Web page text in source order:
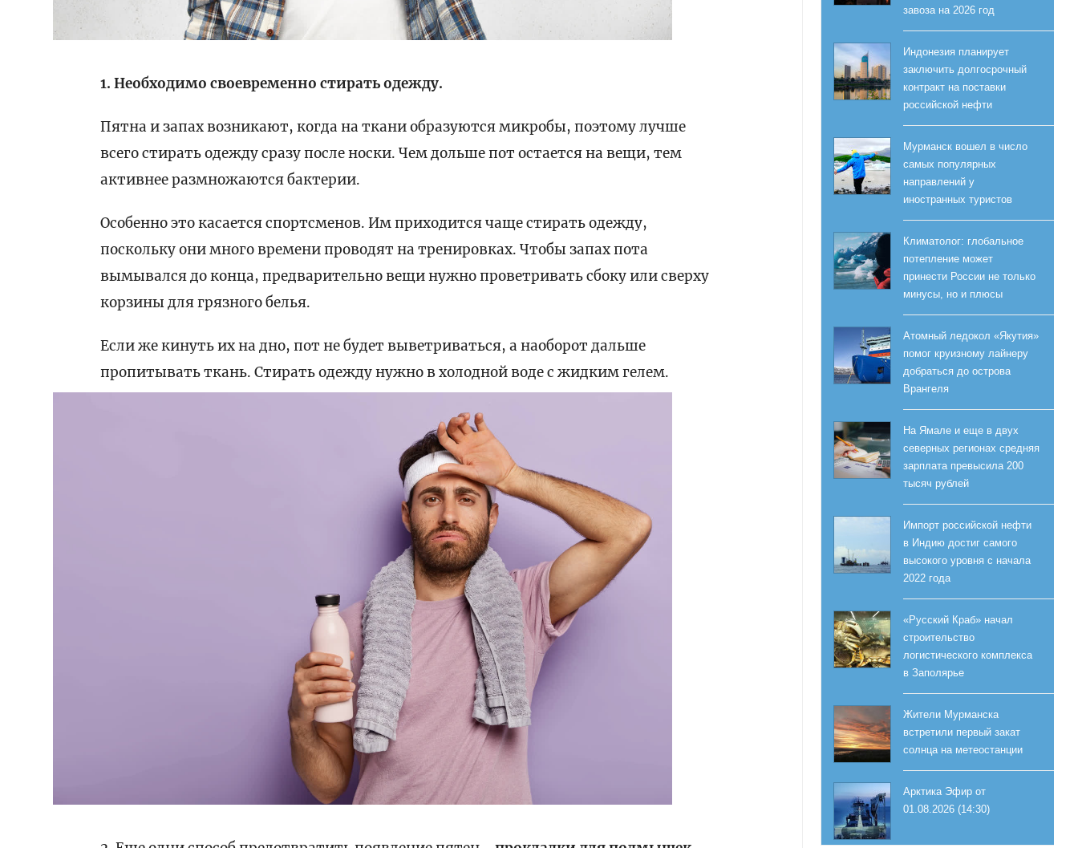
1. Необходимо своевременно стирать одежду.
Пятна и запах возникают, когда на ткани образуются микробы, поэтому лучше
всего стирать одежду сразу после носки. Чем дольше пот остается на вещи, тем
активнее размножаются бактерии.
Особенно это касается спортсменов. Им приходится чаще стирать одежду,
поскольку они много времени проводят на тренировках.Чтобы запах пота
вымывался до конца, предварительно вещи нужно проветривать сбоку или сверху
корзины для грязного белья.
Если же кинуть их на дно, пот не будет выветриваться, а наоборот дальше
пропитывать ткань.Стирать одежду нужно в холодной воде с жидким гелем.
завоза на 2026 год
Индонезия планирует
заключить долгосрочный
контракт на поставки
российской нефти
Мурманск вошел в число
самых популярных
направлений у
иностранных туристов
Климатолог: глобальное
потепление может
принести России не только
минусы, но и плюсы
Атомный ледокол «Якутия»
помог круизному лайнеру
добраться до острова
Врангеля
На Ямале и еще в двух
северных регионах средняя
зарплата превысила 200
тысяч рублей
Импорт российской нефти
в Индию достиг самого
высокого уровня с начала
2022 года
«Русский Краб» начал
строительство
логистического комплекса
в Заполярье
Жители Мурманска
встретили первый закат
солнца на метеостанции
Арктика Эфир от
01.08.2026 (14:30)